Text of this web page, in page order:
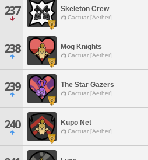
237 Skeleton Crew
Cactuar [Aether]
238 Mog Knights
Cactuar [Aether]
239 The Star Gazers
Cactuar [Aether]
240 Kupo Net
Cactuar [Aether]